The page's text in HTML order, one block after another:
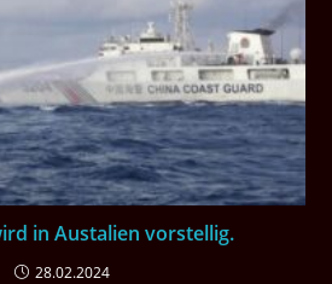
in Austalien vorstellig.
28.02.2024